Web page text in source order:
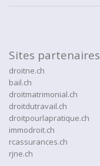
Sites partenaires
droitne.ch
bail.ch
droitmatrimonial.ch
droitdutravail.ch
droitpourlapratique.ch
immodroit.ch
rcassurances.ch
rjne.ch